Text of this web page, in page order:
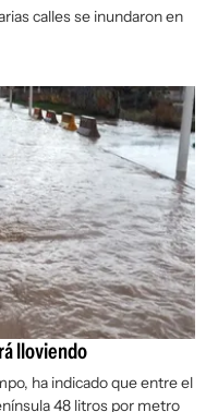
calles se inundaron en
lloviendo
ha indicado que entre el
48 litros por metro